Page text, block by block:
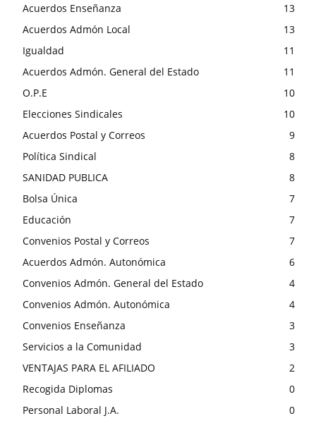
Acuerdos Enseñanza
13
Acuerdos Admón Local
13
Igualdad
11
Acuerdos Admón. General del Estado
11
O.P.E
10
Elecciones Sindicales
10
Acuerdos Postal y Correos
9
Política Sindical
8
SANIDAD PUBLICA
8
Bolsa Única
7
Educación
7
Convenios Postal y Correos
7
Acuerdos Admón. Autonómica
6
Convenios Admón. General del Estado
4
Convenios Admón. Autonómica
4
Convenios Enseñanza
3
Servicios a la Comunidad
3
VENTAJAS PARA EL AFILIADO
2
Recogida Diplomas
0
Personal Laboral J.A.
0